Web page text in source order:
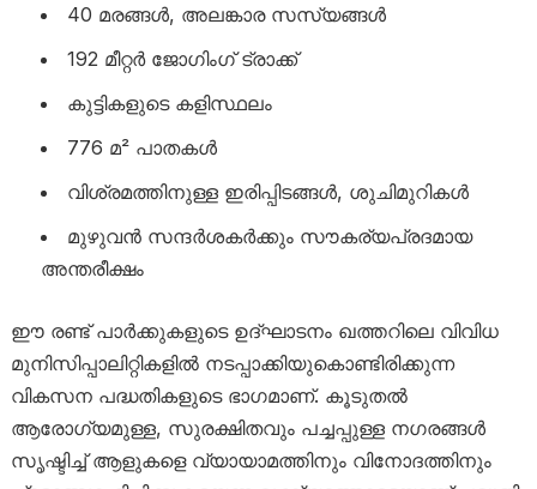
40 മരങ്ങൾ, അലങ്കാര സസ്യങ്ങൾ
192 മീറ്റർ ജോഗിംഗ് ട്രാക്ക്
കുട്ടികളുടെ കളിസ്ഥലം
776 മ² പാതകൾ
വിശ്രമത്തിനുള്ള ഇരിപ്പിടങ്ങൾ, ശുചിമുറികൾ
മുഴുവൻ സന്ദർശകർക്കും സൗകര്യപ്രദമായ
അന്തരീക്ഷം
ഈ രണ്ട് പാർക്കുകളുടെ ഉദ്ഘാടനം ഖത്തറിലെ വിവിധ
മുനിസിപ്പാലിറ്റികളിൽ നടപ്പാക്കിയുകൊണ്ടിരിക്കുന്ന
വികസന പദ്ധതികളുടെ ഭാഗമാണ്. കൂടുതൽ
ആരോഗ്യമുള്ള, സുരക്ഷിതവും പച്ചപ്പുള്ള നഗരങ്ങൾ
സൃഷ്ടിച്ച് ആളുകളെ വ്യായാമത്തിനും വിനോദത്തിനും